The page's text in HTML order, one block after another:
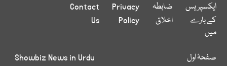
ایکسپریس
کے بارے
میں
ضابطہ
اخلاق
Privacy
Policy
Contact
Us
صفحۂ اول
Showbiz News in Urdu